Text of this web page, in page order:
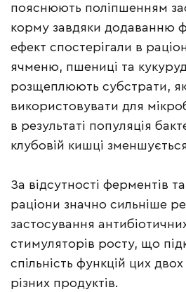
пояснюють поліпшенням
корму завдяки додаванню
ефект спостерігали в
ячменю, пшениці та
розщеплюють субстрати,
використовувати для
в результаті популяція
клубовій кишці
За відсутності ферментів
раціони значно сильніше
застосування
стимуляторів росту, що
спільність функцій цих
різних продуктів.